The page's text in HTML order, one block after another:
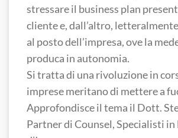
stressare il business plan
cliente e, dall’altro,
al posto dell’impresa, ove la
produca in autonomia.
Si tratta di una rivoluzione in
imprese meritano di mettere a
Approfondisce il tema il Dott.
Partner di Counsel, Specialisti in